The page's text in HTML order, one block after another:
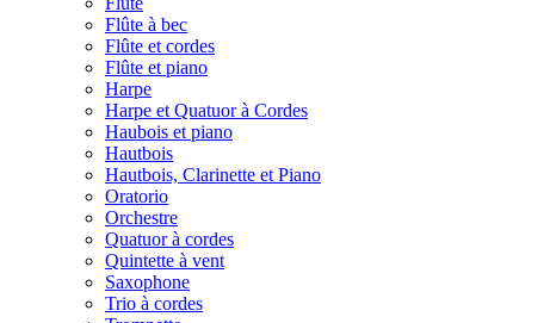
Flûte à bec
Flûte et cordes
Flûte et piano
Harpe
Harpe et Quatuor à Cordes
Haubois et piano
Hautbois
Hautbois, Clarinette et Piano
Oratorio
Orchestre
Quatuor à cordes
Quintette à vent
Saxophone
Trio à cordes